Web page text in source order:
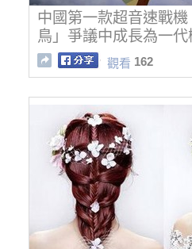
中國第一款超音速戰
鳥」爭議中成長為一代
觀看 162